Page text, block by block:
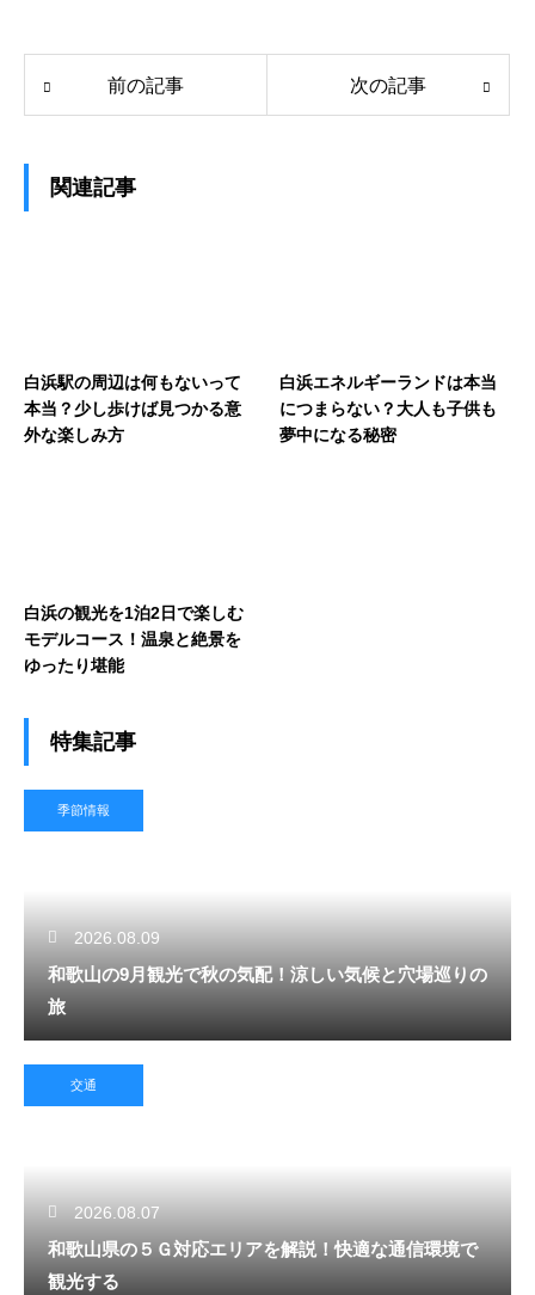
前の記事 次の記事
関連記事
白浜駅の周辺は何もないって
本当？少し歩けば見つかる意
外な楽しみ方
白浜エネルギーランドは本当
につまらない？大人も子供も
夢中になる秘密
白浜の観光を1泊2日で楽しむ
モデルコース！温泉と絶景を
ゆったり堪能
特集記事
季節情報
2026.08.09
和歌山の9月観光で秋の気配！涼しい気候と穴場巡りの
旅
交通
2026.08.07
和歌山県の５Ｇ対応エリアを解説！快適な通信環境で
観光する